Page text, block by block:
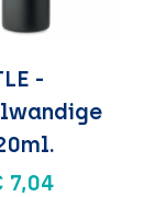
-
7,04